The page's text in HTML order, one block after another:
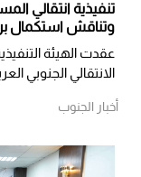
تنفيذية انتقالي
وتناقش استكمال
عقدت الهيئة
الانتقالي الجنوبي
أخبار الجنوب